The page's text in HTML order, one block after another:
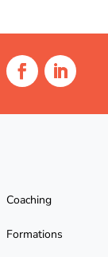
Coaching
Formations